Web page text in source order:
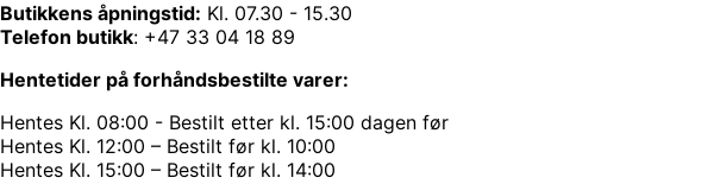
Butikkens åpningstid: Kl. 07.30 - 15.30
Telefon butikk: +47 33 04 18 89
Hentetider på forhåndsbestilte varer:
Hentes Kl. 08:00 - Bestilt etter kl. 15:00 dagen før
Hentes Kl. 12:00 – Bestilt før kl. 10:00
Hentes Kl. 15:00 – Bestilt før kl. 14:00